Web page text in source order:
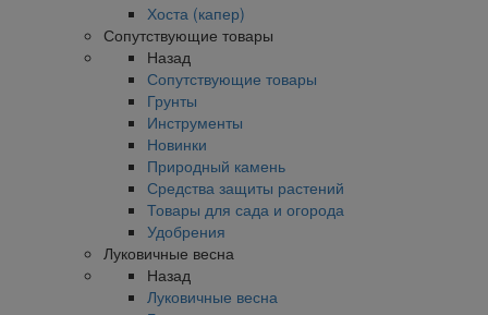
Хоста (капер)
Сопутствующие товары
Назад
Сопутствующие товары
Грунты
Инструменты
Новинки
Природный камень
Средства защиты растений
Товары для сада и огорода
Удобрения
Луковичные весна
Назад
Луковичные весна